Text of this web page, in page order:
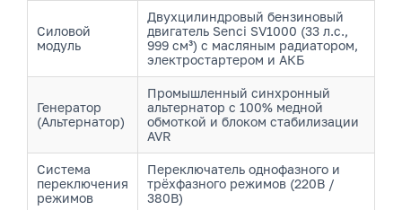
Силовой
модуль
Двухцилиндровый бензиновый
двигатель Senci SV1000 (33 л.с.,
999 см³) с масляным радиатором,
электростартером и АКБ
Генератор
(Альтернатор)
Промышленный синхронный
альтернатор с 100% медной
обмоткой и блоком стабилизации
AVR
Система
переключения
режимов
Переключатель однофазного и
трёхфазного режимов (220В /
380В)